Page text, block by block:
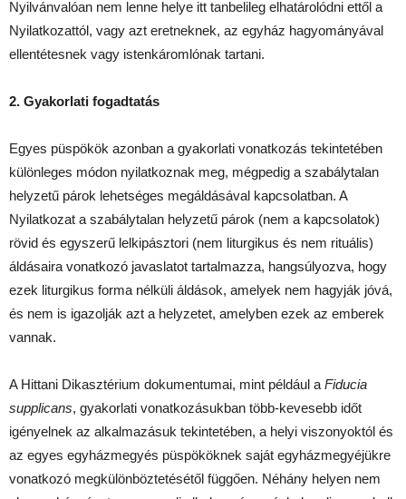
Nyilvánvalóan nem lenne helye itt tanbelileg elhatárolódni ettől a
Nyilatkozattól, vagy azt eretneknek, az egyház hagyományával
ellentétesnek vagy istenkáromlónak tartani.
2. Gyakorlati fogadtatás
Egyes püspökök azonban a gyakorlati vonatkozás tekintetében
különleges módon nyilatkoznak meg, mégpedig a szabálytalan
helyzetű párok lehetséges megáldásával kapcsolatban. A
Nyilatkozat a szabálytalan helyzetű párok (nem a kapcsolatok)
rövid és egyszerű lelkipásztori (nem liturgikus és nem rituális)
áldásaira vonatkozó javaslatot tartalmazza, hangsúlyozva, hogy
ezek liturgikus forma nélküli áldások, amelyek nem hagyják jóvá,
és nem is igazolják azt a helyzetet, amelyben ezek az emberek
vannak.
A Hittani Dikasztérium dokumentumai, mint például a Fiducia
supplicans, gyakorlati vonatkozásukban több-kevesebb időt
igényelnek az alkalmazásuk tekintetében, a helyi viszonyoktól és
az egyes egyházmegyés püspököknek saját egyházmegyéjükre
vonatkozó megkülönböztetésétől függően. Néhány helyen nem